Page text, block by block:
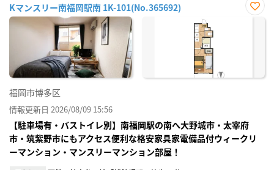
Kマンスリー南福岡駅南 1K-101(No.365692)
お気
福岡市博多区
情報更新日 2026/08/09 15:56
【駐車場有・バストイレ別】南福岡駅の南へ大野城市・太宰府
市・筑紫野市にもアクセス便利な格安家具家電備品付ウィークリ
ーマンション・マンスリーマンション部屋！